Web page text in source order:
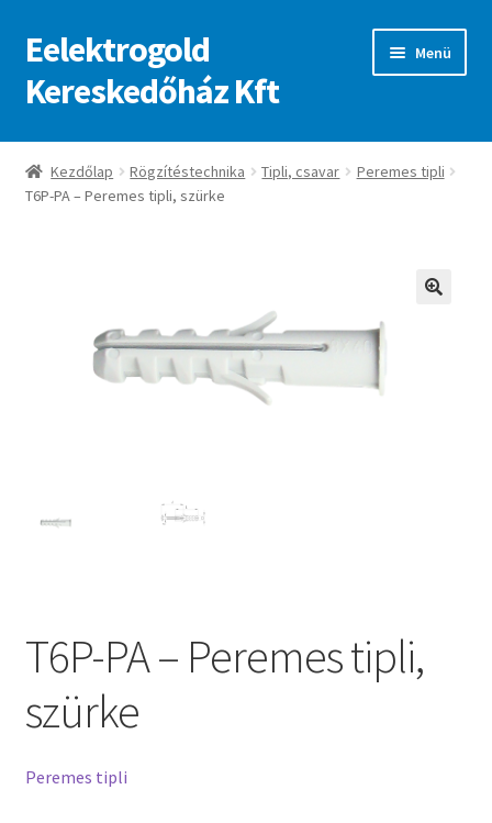
Ugrás
a
navigációhoz
Kilépés
a
tartalomba
Eelektrogold
Kereskedőház Kft
Menü
Kezdőlap
A fiókom
Kezdőlap Rögzítéstechnika Tipli, csavar
Peremes tipli
T6P-PA – Peremes tipli, szürke
T6P-PA – Peremes tipli,
szürke
Peremes tipli